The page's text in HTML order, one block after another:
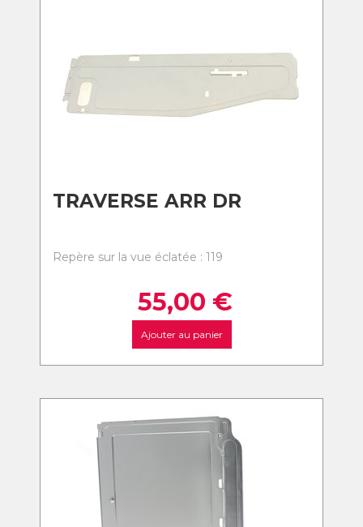
TRAVERSE ARR DR
Repère sur la vue éclatée : 119
55,00 €
Ajouter au panier